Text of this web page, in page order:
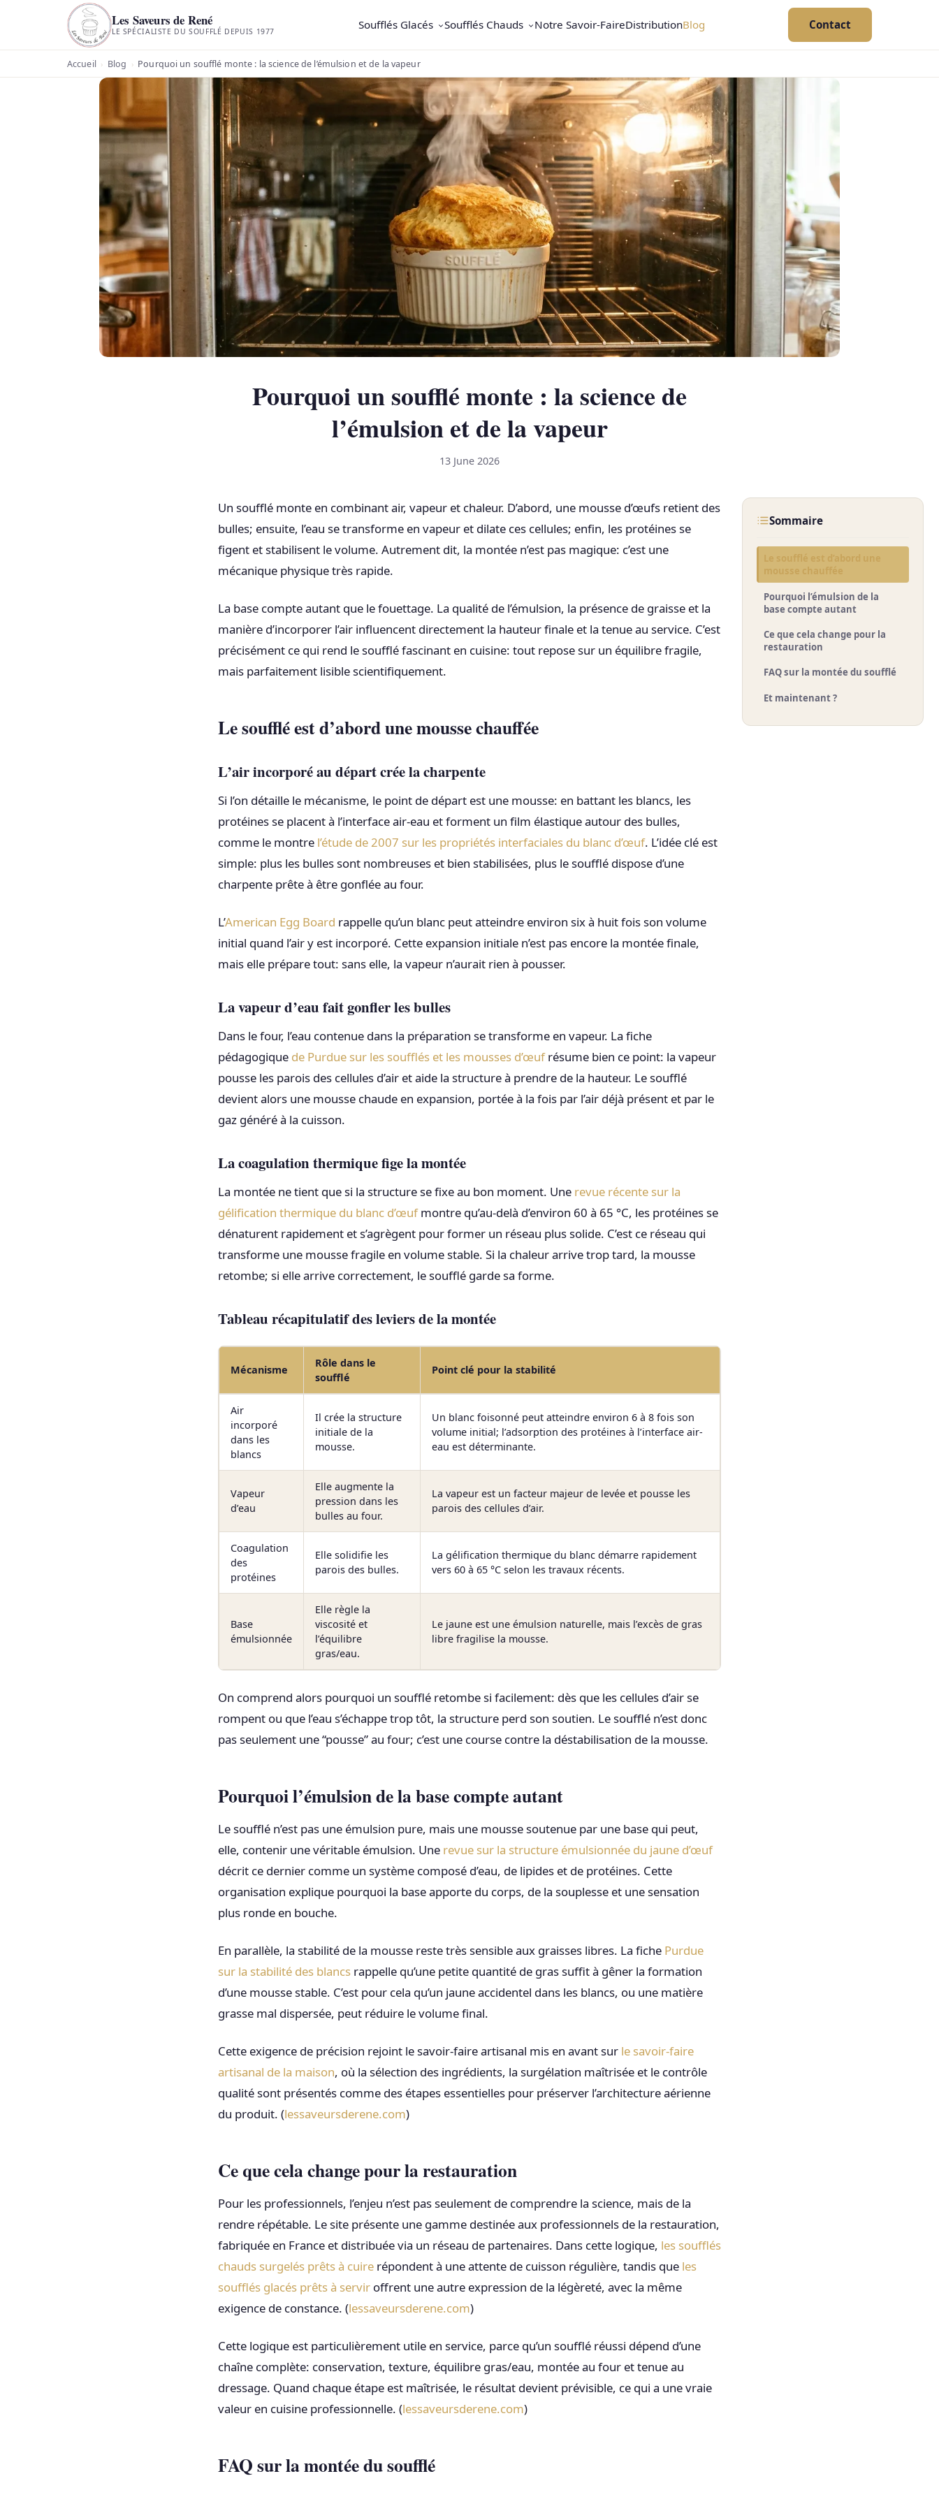
Les Saveurs de René
LE SPÉCIALISTE DU SOUFFLÉ DEPUIS 1977 Soufflés Glacés Soufflés Chauds Notre Savoir-FaireDistributionBlog Contact
Accueil › Blog › Pourquoi un soufflé monte : la science de l’émulsion et de la vapeur
Pourquoi un soufflé monte : la science de
l’émulsion et de la vapeur
13 June 2026
Un soufflé monte en combinant air, vapeur et chaleur. D’abord, une mousse d’œufs retient des
bulles; ensuite, l’eau se transforme en vapeur et dilate ces cellules; enfin, les protéines se
figent et stabilisent le volume. Autrement dit, la montée n’est pas magique: c’est une
mécanique physique très rapide.
La base compte autant que le fouettage. La qualité de l’émulsion, la présence de graisse et la
manière d’incorporer l’air influencent directement la hauteur finale et la tenue au service. C’est
précisément ce qui rend le soufflé fascinant en cuisine: tout repose sur un équilibre fragile,
mais parfaitement lisible scientifiquement.
Le soufflé est d’abord une mousse chauffée
L’air incorporé au départ crée la charpente
Si l’on détaille le mécanisme, le point de départ est une mousse: en battant les blancs, les
protéines se placent à l’interface air-eau et forment un film élastique autour des bulles,
comme le montre l’étude de 2007 sur les propriétés interfaciales du blanc d’œuf. L’idée clé est
simple: plus les bulles sont nombreuses et bien stabilisées, plus le soufflé dispose d’une
charpente prête à être gonflée au four.
L’American Egg Board rappelle qu’un blanc peut atteindre environ six à huit fois son volume
initial quand l’air y est incorporé. Cette expansion initiale n’est pas encore la montée finale,
mais elle prépare tout: sans elle, la vapeur n’aurait rien à pousser.
La vapeur d’eau fait gonfler les bulles
Dans le four, l’eau contenue dans la préparation se transforme en vapeur. La fiche
pédagogique de Purdue sur les soufflés et les mousses d’œufrésume bien ce point: la vapeur
pousse les parois des cellules d’air et aide la structure à prendre de la hauteur. Le soufflé
devient alors une mousse chaude en expansion, portée à la fois par l’air déjà présent et par le
gaz généré à la cuisson.
La coagulation thermique fige la montée
La montée ne tient que si la structure se fixe au bon moment. Une revue récente sur la
gélification thermique du blanc d’œufmontre qu’au-delà d’environ 60 à 65 °C, les protéines se
dénaturent rapidement et s’agrègent pour former un réseau plus solide. C’est ce réseau qui
transforme une mousse fragile en volume stable. Si la chaleur arrive trop tard, la mousse
retombe; si elle arrive correctement, le soufflé garde sa forme.
Tableau récapitulatif des leviers de la montée
Mécanisme
Rôle dans le
soufflé
Point clé pour la stabilité
Air
incorporé
dans les
blancs
Il crée la structure
initiale de la
mousse.
Un blanc foisonné peut atteindre environ 6 à 8 fois son
volume initial; l’adsorption des protéines à l’interface air-
eau est déterminante.
Vapeur
d’eau
Elle augmente la
pression dans les
bulles au four.
La vapeur est un facteur majeur de levée et pousse les
parois des cellules d’air.
Coagulation
des
protéines
Elle solidifie les
parois des bulles.
La gélification thermique du blanc démarre rapidement
vers 60 à 65 °C selon les travaux récents.
Base
émulsionnée
Elle règle la
viscosité et
l’équilibre
gras/eau.
Le jaune est une émulsion naturelle, mais l’excès de gras
libre fragilise la mousse.
On comprend alors pourquoi un soufflé retombe si facilement: dès que les cellules d’air se
rompent ou que l’eau s’échappe trop tôt, la structure perd son soutien. Le soufflé n’est donc
pas seulement une “pousse” au four; c’est une course contre la déstabilisation de la mousse.
Pourquoi l’émulsion de la base compte autant
Le soufflé n’est pas une émulsion pure, mais une mousse soutenue par une base qui peut,
elle, contenir une véritable émulsion. Une revue sur la structure émulsionnée du jaune d’œuf
décrit ce dernier comme un système composé d’eau, de lipides et de protéines. Cette
organisation explique pourquoi la base apporte du corps, de la souplesse et une sensation
plus ronde en bouche.
En parallèle, la stabilité de la mousse reste très sensible aux graisses libres. La fiche Purdue
sur la stabilité des blancs rappelle qu’une petite quantité de gras suffit à gêner la formation
d’une mousse stable. C’est pour cela qu’un jaune accidentel dans les blancs, ou une matière
grasse mal dispersée, peut réduire le volume final.
Cette exigence de précision rejoint le savoir-faire artisanal mis en avant sur le savoir-faire
artisanal de la maison, où la sélection des ingrédients, la surgélation maîtrisée et le contrôle
qualité sont présentés comme des étapes essentielles pour préserver l’architecture aérienne
du produit. (lessaveursderene.com)
Ce que cela change pour la restauration
Pour les professionnels, l’enjeu n’est pas seulement de comprendre la science, mais de la
rendre répétable. Le site présente une gamme destinée aux professionnels de la restauration,
fabriquée en France et distribuée via un réseau de partenaires. Dans cette logique, les soufflés
chauds surgelés prêts à cuire répondent à une attente de cuisson régulière, tandis que les
soufflés glacés prêts à servir offrent une autre expression de la légèreté, avec la même
exigence de constance. (lessaveursderene.com)
Cette logique est particulièrement utile en service, parce qu’un soufflé réussi dépend d’une
chaîne complète: conservation, texture, équilibre gras/eau, montée au four et tenue au
dressage. Quand chaque étape est maîtrisée, le résultat devient prévisible, ce qui a une vraie
valeur en cuisine professionnelle. (lessaveursderene.com)
FAQ sur la montée du soufflé
Sommaire
Le soufflé est d’abord une
mousse chauffée
Pourquoi l’émulsion de la
base compte autant
Ce que cela change pour la
restauration
FAQ sur la montée du soufflé
Et maintenant ?